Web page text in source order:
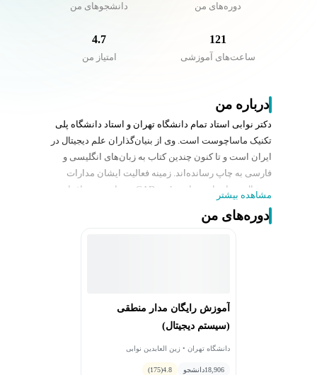
دوره‌های من دانشجو‌های من
121
ساعت‌های آموزشی
4.7
امتیاز من
درباره من
دکتر نوابی استاد تمام دانشگاه تهران و استاد دانشگاه پلی
تکنیک ماساچوست است. وی از بنیان‌گذاران علم دیجیتال در
ایران است و تا کنون چندین کتاب به زبان‌های انگلیسی و
فارسی به چاپ رسانده‌اند. زمینه فعالیت ایشان مدارات
دیجیتال، محاسبات موازی، CAD tool، و زبان سخت‌افزار
است.
مشاهده بیشتر
دوره‌های من
آموزش رایگان مدار منطقی
(سیستم دیجیتال)
دانشگاه تهران • زین العابدین نوابی
18,906دانشجو 4.8
(175)